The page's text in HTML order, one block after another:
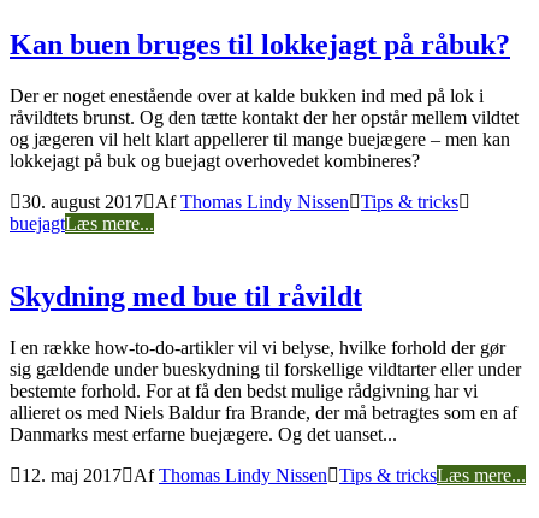
Kan buen bruges til lokkejagt på råbuk?
Der er noget enestående over at kalde bukken ind med på lok i
råvildtets brunst. Og den tætte kontakt der her opstår mellem vildtet
og jægeren vil helt klart appellerer til mange buejægere – men kan
lokkejagt på buk og buejagt overhovedet kombineres?
30. august 2017
AfThomas Lindy Nissen
Tips & tricks
buejagtLæs mere...
Skydning med bue til råvildt
I en række how-to-do-artikler vil vi belyse, hvilke forhold der gør
sig gældende under bueskydning til forskellige vildtarter eller under
bestemte forhold. For at få den bedst mulige rådgivning har vi
allieret os med Niels Baldur fra Brande, der må betragtes som en af
Danmarks mest erfarne buejægere. Og det uanset...
12. maj 2017
AfThomas Lindy Nissen Tips & tricksLæs mere...